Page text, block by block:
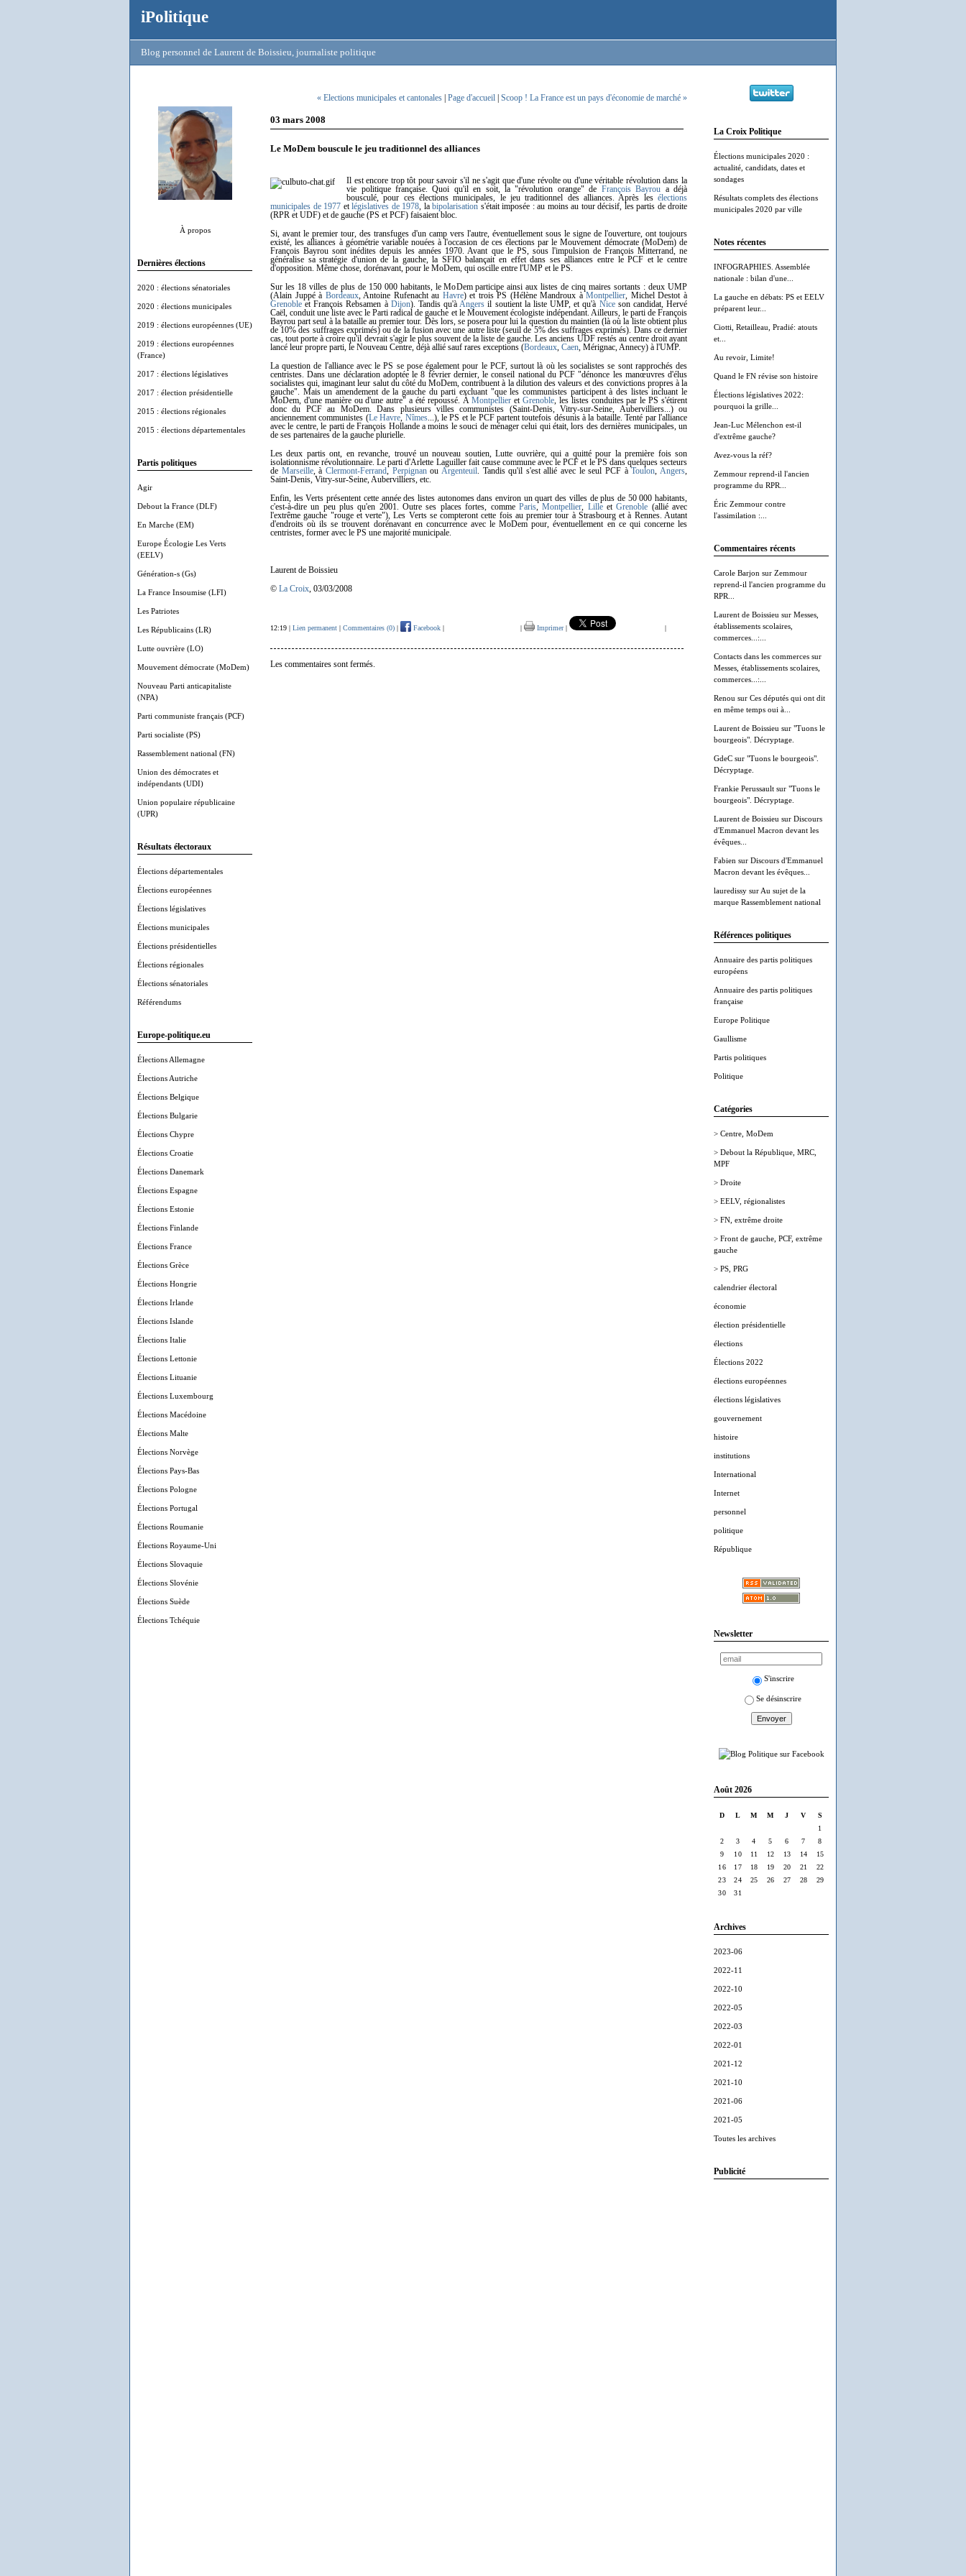
iPolitique
Blog personnel de Laurent de Boissieu, journaliste politique
À propos
Dernières élections
2020 : élections sénatoriales
2020 : élections municipales
2019 : élections européennes (UE)
2019 : élections européennes
(France)
2017 : élections législatives
2017 : élection présidentielle
2015 : élections régionales
2015 : élections départementales
Partis politiques
Agir
Debout la France (DLF)
En Marche (EM)
Europe Écologie Les Verts
(EELV)
Génération-s (Gs)
La France Insoumise (LFI)
Les Patriotes
Les Républicains (LR)
Lutte ouvrière (LO)
Mouvement démocrate (MoDem)
Nouveau Parti anticapitaliste
(NPA)
Parti communiste français (PCF)
Parti socialiste (PS)
Rassemblement national (FN)
Union des démocrates et
indépendants (UDI)
Union populaire républicaine
(UPR)
Résultats électoraux
Élections départementales
Élections européennes
Élections législatives
Élections municipales
Élections présidentielles
Élections régionales
Élections sénatoriales
Référendums
Europe-politique.eu
Élections Allemagne
Élections Autriche
Élections Belgique
Élections Bulgarie
Élections Chypre
Élections Croatie
Élections Danemark
Élections Espagne
Élections Estonie
Élections Finlande
Élections France
Élections Grèce
Élections Hongrie
Élections Irlande
Élections Islande
Élections Italie
Élections Lettonie
Élections Lituanie
Élections Luxembourg
Élections Macédoine
Élections Malte
Élections Norvège
Élections Pays-Bas
Élections Pologne
Élections Portugal
Élections Roumanie
Élections Royaume-Uni
Élections Slovaquie
Élections Slovénie
Élections Suède
Élections Tchéquie
La Croix Politique
Élections municipales 2020 :
actualité, candidats, dates et
sondages
Résultats complets des élections
municipales 2020 par ville
Notes récentes
INFOGRAPHIES. Assemblée
nationale : bilan d'une...
La gauche en débats: PS et EELV
préparent leur...
Ciotti, Retailleau, Pradié: atouts
et...
Au revoir, Limite!
Quand le FN révise son histoire
Élections législatives 2022:
pourquoi la grille...
Jean-Luc Mélenchon est-il
d'extrême gauche?
Avez-vous la réf?
Zemmour reprend-il l'ancien
programme du RPR...
Éric Zemmour contre
l'assimilation :...
Commentaires récents
Carole Barjon sur Zemmour
reprend-il l'ancien programme du
RPR...
Laurent de Boissieu sur Messes,
établissements scolaires,
commerces...:...
Contacts dans les commerces sur
Messes, établissements scolaires,
commerces...:...
Renou sur Ces députés qui ont dit
en même temps oui à...
Laurent de Boissieu sur "Tuons le
bourgeois". Décryptage.
GdeC sur "Tuons le bourgeois".
Décryptage.
Frankie Perussault sur "Tuons le
bourgeois". Décryptage.
Laurent de Boissieu sur Discours
d'Emmanuel Macron devant les
évêques...
Fabien sur Discours d'Emmanuel
Macron devant les évêques...
lauredissy sur Au sujet de la
marque Rassemblement national
Références politiques
Annuaire des partis politiques
européens
Annuaire des partis politiques
française
Europe Politique
Gaullisme
Partis politiques
Politique
Catégories
> Centre, MoDem
> Debout la République, MRC,
MPF
> Droite
> EELV, régionalistes
> FN, extrême droite
> Front de gauche, PCF, extrême
gauche
> PS, PRG
calendrier électoral
économie
élection présidentielle
élections
Élections 2022
élections européennes
élections législatives
gouvernement
histoire
institutions
International
Internet
personnel
politique
République
Newsletter
S'inscrire
Se désinscrire
Août 2026
D L M M J V
S
1
2
3 4 5 6 7
8
9
10 11 12 13 14
15
16
17 18 19 20 21
22
23
24 25 26 27 28
29
30
31
Archives
2023-06
2022-11
2022-10
2022-05
2022-03
2022-01
2021-12
2021-10
2021-06
2021-05
Toutes les archives
Publicité
« Elections municipales et cantonales Page d'accueil Scoop ! La France est un pays d'économie de marché »
03 mars 2008
Le MoDem bouscule le jeu traditionnel des alliances
Il est encore trop tôt pour savoir s'il ne s'agit que d'une révolte ou d'une véritable révolution dans la
vie politique française. Quoi qu'il en soit, la "révolution orange" de François Bayrou a déjà
bousculé, pour ces élections municipales, le jeu traditionnel des alliances. Après les élections
municipales de 1977 et législatives de 1978 , la bipolarisation s'était imposée : au moins au tour décisif, les partis de droite
(RPR et UDF) et de gauche (PS et PCF) faisaient bloc.
Si, avant le premier tour, des transfuges d'un camp vers l'autre, éventuellement sous le signe de l'ouverture, ont toujours
existé, les alliances à géométrie variable nouées à l'occasion de ces élections par le Mouvement démocrate (MoDem) de
François Bayrou sont inédites depuis les années 1970. Avant que le PS, sous l'impulsion de François Mitterrand, ne
généralise sa stratégie d'union de la gauche, la SFIO balançait en effet dans ses alliances entre le PCF et le centre
d'opposition. Même chose, dorénavant, pour le MoDem, qui oscille entre l'UMP et le PS.
Sur les 18 villes de plus de 150 000 habitants, le MoDem participe ainsi aux listes de cinq maires sortants : deux UMP
(Alain Juppé à Bordeaux, Antoine Rufenacht au Havre) et trois PS (Hélène Mandroux àMontpellier , Michel Destot à
Grenoble et François Rebsamen à Dijon). Tandis qu'à Angers il soutient la liste UMP, et qu'à Niceson candidat, Hervé
Caël, conduit une liste avec le Parti radical de gauche et le Mouvement écologiste indépendant. Ailleurs, le parti de François
Bayrou part seul à la bataille au premier tour. Dès lors, se posera pour lui la question du maintien (là où la liste obtient plus
de 10% des suffrages exprimés) ou de la fusion avec une autre liste (seuil de 5% des suffrages exprimés). Dans ce dernier
cas, tout porte à croire qu'il devrait s'agir le plus souvent de la liste de gauche. Les anciens UDF restés au centre droit ayant
lancé leur propre parti, le Nouveau Centre, déjà allié sauf rares exceptions (Bordeaux Caen , Mérignac, Annecy) à l'UMP.
La question de l'alliance avec le PS se pose également pour le PCF, surtout là où les socialistes se sont rapprochés des
centristes. Dans une déclaration adoptée le 8 février dernier, le conseil national du PCF "dénonce les manœuvres d'élus
socialistes qui, imaginant leur salut du côté du MoDem, contribuent à la dilution des valeurs et des convictions propres à la
gauche". Mais un amendement de la gauche du parti excluant "que les communistes participent à des listes incluant le
MoDem, d'une manière ou d'une autre" a été repoussé. ÀMontpellier etGrenoble , les listes conduites par le PS s'étirent
donc du PCF au MoDem. Dans plusieurs villes communistes (Saint-Denis, Vitry-sur-Seine, Aubervilliers...) ou
anciennement communistes (Le Havre Nîmes...), le PS et le PCF partent toutefois désunis à la bataille. Tenté par l'alliance
avec le centre, le parti de François Hollande a moins le souci de ménager celui qui était, lors des dernières municipales, un
de ses partenaires de la gauche plurielle.
Les deux partis ont, en revanche, trouvé un nouveau soutien, Lutte ouvrière, qui a quitté pour la première fois son
isolationnisme révolutionnaire. Le parti d'Arlette Laguiller fait cause commune avec le PCF et le PS dans quelques secteurs
de Marseille, à Clermont-Ferrand Perpignanou Argenteuil . Tandis qu'il s'est allié avec le seul PCF àToulon Angers
Saint-Denis, Vitry-sur-Seine, Aubervilliers, etc.
Enfin, les Verts présentent cette année des listes autonomes dans environ un quart des villes de plus de 50 000 habitants,
c'est-à-dire un peu plus qu'en 2001. Outre ses places fortes, comme Paris,Montpellier LilleetGrenoble (allié avec
l'extrême gauche "rouge et verte"), Les Verts se compteront cette fois au premier tour à Strasbourg et à Rennes. Autant
d'endroits où ils se trouvent dorénavant en concurrence avec le MoDem pour, éventuellement en ce qui concerne les
centristes, former avec le PS une majorité municipale.
Laurent de Boissieu
© La Croix , 03/03/2008
12:19 | Lien permanent | Commentaires (0) | Facebook | | Imprimer| |
Les commentaires sont fermés.